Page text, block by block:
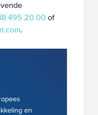
495 20 00 of
.
en